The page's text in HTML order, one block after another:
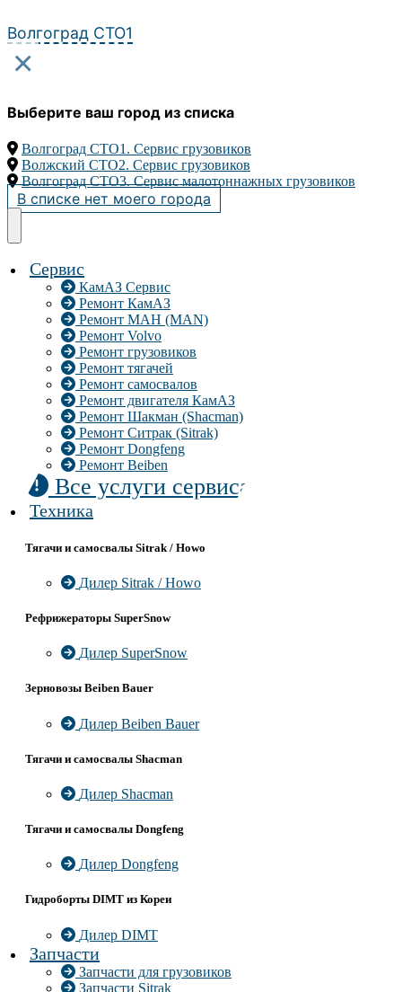
к
содержимому
Волгоград СТО1
×
Выберите ваш город из списка
Волгоград СТО1. Сервис грузовиков
Волжский СТО2. Сервис грузовиков
Волгоград СТО3. Сервис малотоннажных грузовиков
В списке нет моего города
Сервис
КамАЗ Сервис
Ремонт КамАЗ
Ремонт МАН (MAN)
Ремонт Volvo
Ремонт грузовиков
Ремонт тягачей
Ремонт самосвалов
Ремонт двигателя КамАЗ
Ремонт Шакман (Shacman)
Ремонт Ситрак (Sitrak)
Ремонт Dongfeng
Ремонт Beiben
Все услуги сервиса
Техника
Тягачи и самосвалы Sitrak / Howo
Дилер Sitrak / Howo
Рефрижераторы SuperSnow
Дилер SuperSnow
Зерновозы Beiben Bauer
Дилер Beiben Bauer
Тягачи и самосвалы Shacman
Дилер Shacman
Тягачи и самосвалы Dongfeng
Дилер Dongfeng
Гидроборты DIMT из Кореи
Дилер DIMT
Запчасти
Запчасти для грузовиков
Запчасти Sitrak